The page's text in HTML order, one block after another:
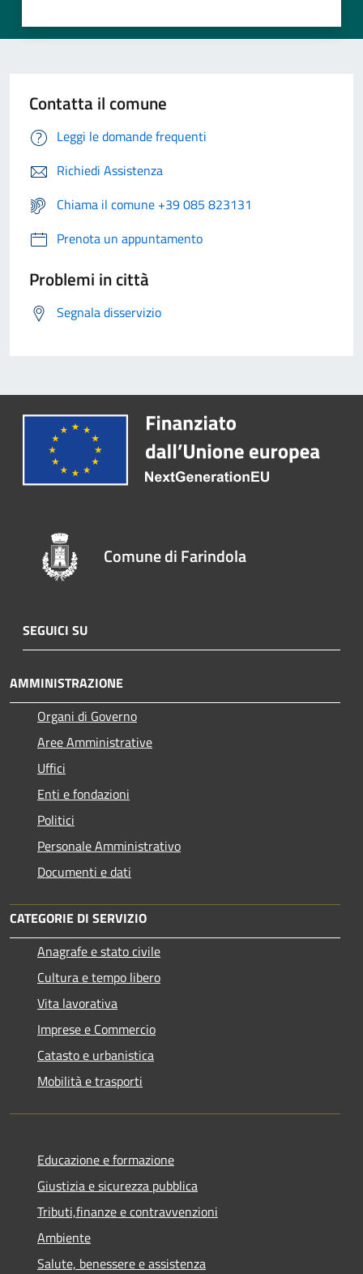
Contatta il comune
Leggi le domande frequenti
Richiedi Assistenza
Chiama il comune +39 085 823131
Prenota un appuntamento
Problemi in città
Segnala disservizio
Comune di Farindola
SEGUICI SU
AMMINISTRAZIONE
Organi di Governo
Aree Amministrative
Uffici
Enti e fondazioni
Politici
Personale Amministrativo
Documenti e dati
CATEGORIE DI SERVIZIO
Anagrafe e stato civile
Cultura e tempo libero
Vita lavorativa
Imprese e Commercio
Catasto e urbanistica
Mobilità e trasporti
Educazione e formazione
Giustizia e sicurezza pubblica
Tributi,finanze e contravvenzioni
Ambiente
Salute, benessere e assistenza